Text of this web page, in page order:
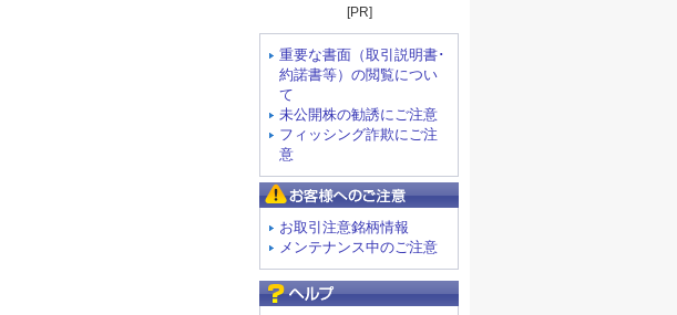
[PR]
重要な書面（取引説明書･
約諾書等）の閲覧につい
て
未公開株の勧誘にご注意
フィッシング詐欺にご注
意
お取引注意銘柄情報
メンテナンス中のご注意